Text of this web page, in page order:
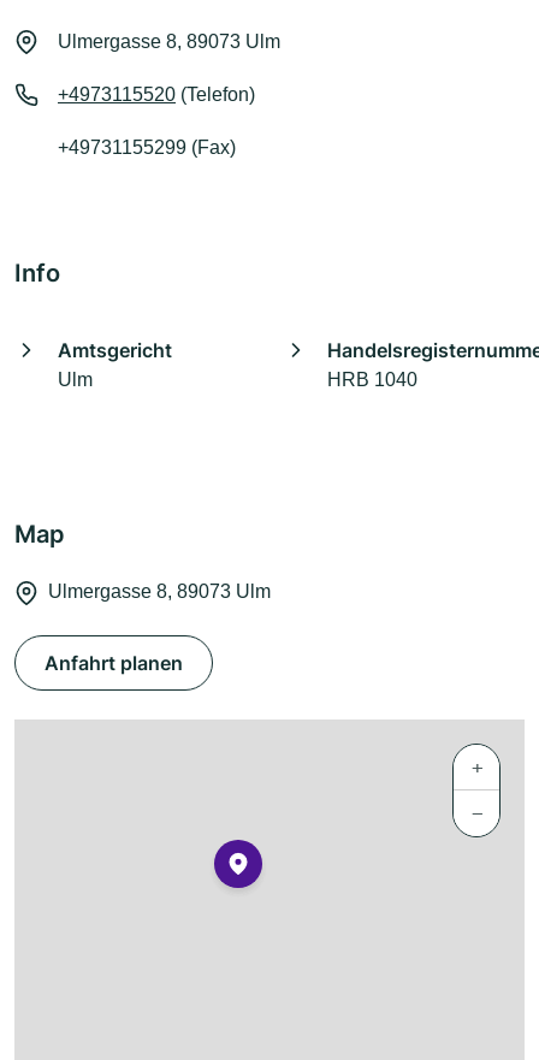
Ulmergasse 8, 89073 Ulm
+4973115520 (Telefon)
+49731155299 (Fax)
Info
Amtsgericht
Ulm HRB 1040
Map
Ulmergasse 8, 89073 Ulm
Anfahrt planen
+
−